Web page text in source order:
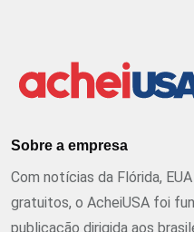
Sobre a empresa
Com notícias da Flórida,
gratuitos, o AcheiUSA foi
publicação dirigida aos